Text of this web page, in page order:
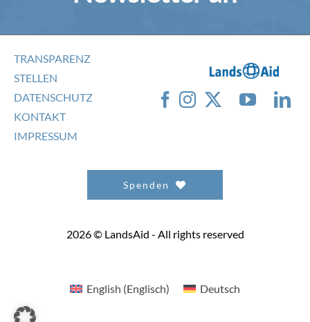
TRANSPARENZ
STELLEN
DATENSCHUTZ
KONTAKT
IMPRESSUM
Spenden
2026 © LandsAid - All rights reserved
English (Englisch) Deutsch